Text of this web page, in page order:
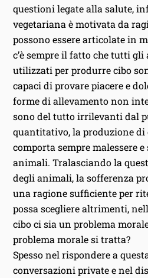
questioni legate alla salute,
vegetariana è motivata da
possono essere articolate in
c’è sempre il fatto che tutti
utilizzati per produrre cibo
capaci di provare piacere e
forme di allevamento non
sono del tutto irrilevanti dal
quantitativo, la produzione
comporta sempre malessere
animali. Tralasciando la
degli animali, la sofferenza
una ragione sufficiente per
possa scegliere altrimenti,
cibo ci sia un problema
problema morale si tratta?
Spesso nel rispondere a
conversazioni private e nel